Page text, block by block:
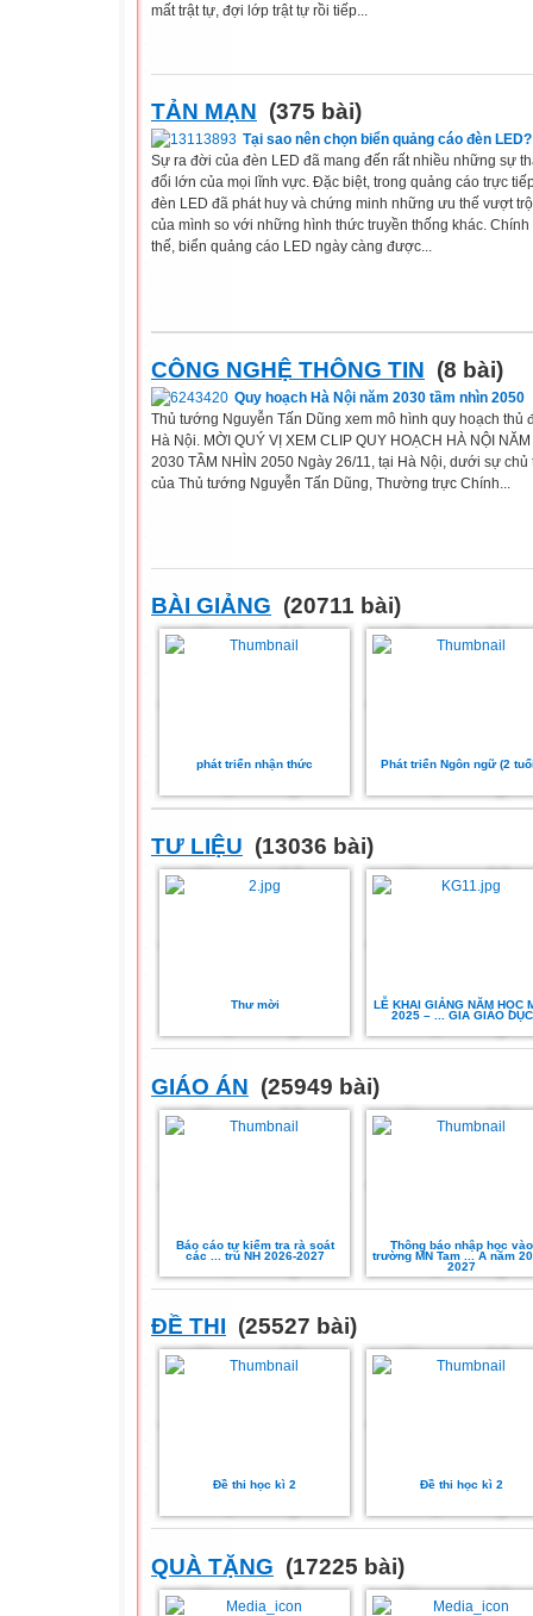
mất trật tự, đợi lớp trật tự rồi tiếp...
TẢN MẠN (375 bài)
Tại sao nên chọn biển quảng cáo đèn LED?
Sự ra đời của đèn LED đã mang đến rất nhiều những sự
đổi lớn của mọi lĩnh vực. Đặc biệt, trong quảng cáo trực
đèn LED đã phát huy và chứng minh những ưu thế vượt
của mình so với những hình thức truyền thống khác. Chính
thế, biển quảng cáo LED ngày càng được...
CÔNG NGHỆ THÔNG TIN (8 bài)
Quy hoạch Hà Nội năm 2030 tầm nhìn 2050
Thủ tướng Nguyễn Tấn Dũng xem mô hình quy hoạch thủ
Hà Nội. MỜI QUÝ VỊ XEM CLIP QUY HOẠCH HÀ NỘI NĂM
2030 TẦM NHÌN 2050 Ngày 26/11, tại Hà Nội, dưới sự chủ
của Thủ tướng Nguyễn Tấn Dũng, Thường trực Chính...
BÀI GIẢNG (20711 bài)
phát triển nhận thức Phát triển Ngôn ngữ (2
TƯ LIỆU (13036 bài)
Thư mời
LỄ KHAI GIẢNG NĂM HỌC
2025 – ... GIA GIÁO DỤC
GIÁO ÁN (25949 bài)
Báo cáo tự kiểm tra rà soát
các ... trú NH 2026-2027
Thông báo nhập học vào
trường MN Tam ... A năm
2027
ĐỀ THI (25527 bài)
Đề thi học kì 2 Đề thi học kì 2
QUÀ TẶNG (17225 bài)